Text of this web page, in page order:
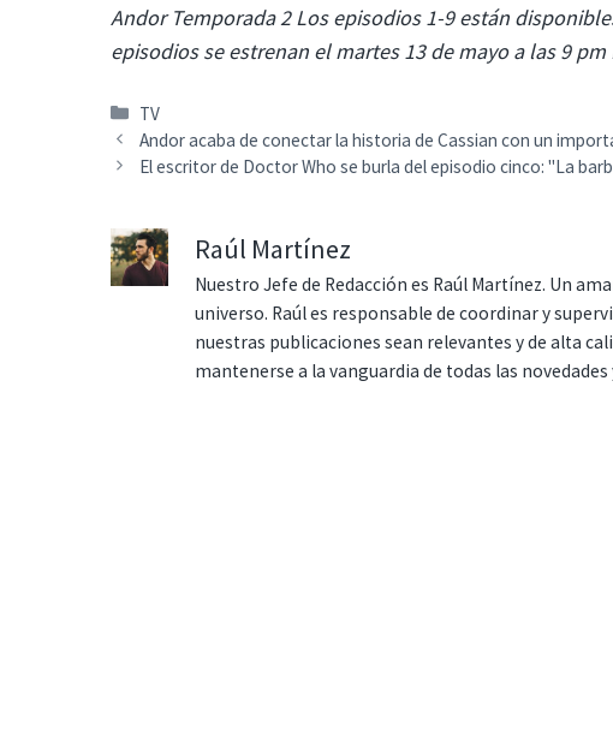
Andor Temporada 2 Los episodios 1-9 están
episodios se estrenan el martes 13 de mayo a las 9 pm
Categorías
TV
Andor acaba de conectar la historia de Cassian con un
El escritor de Doctor Who se burla del episodio cinco: "La
Raúl Martínez
Nuestro Jefe de Redacción es Raúl Martínez. Un
universo. Raúl es responsable de coordinar y
nuestras publicaciones sean relevantes y de alta
mantenerse a la vanguardia de todas las